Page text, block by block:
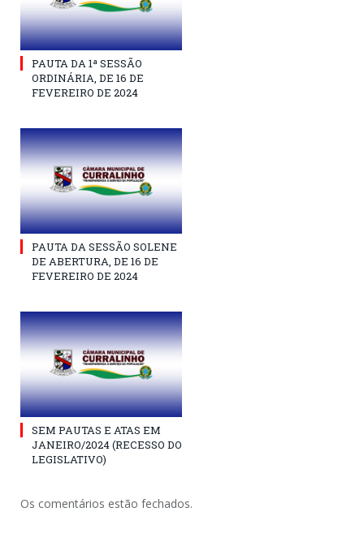
PAUTA DA 1ª SESSÃO
ORDINÁRIA, DE 16 DE
FEVEREIRO DE 2024
PAUTA DA SESSÃO SOLENE
DE ABERTURA, DE 16 DE
FEVEREIRO DE 2024
SEM PAUTAS E ATAS EM
JANEIRO/2024 (RECESSO DO
LEGISLATIVO)
Os comentários estão fechados.